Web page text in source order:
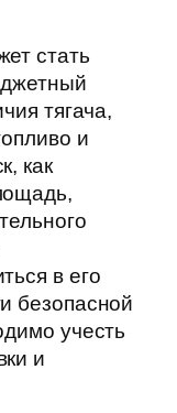
стать
тягача,
и
как
в его
безопасной
учесть
и